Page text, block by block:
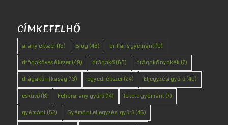
CÍMKEFELHŐ
arany ékszer(15) Blog (46) briliáns gyémánt (9)
drágaköves ékszer(49) drágakő(60) drágakő nyakék(7)
drágakő ritkaság (13) egyedi ékszer(24) Eljegyzési gyűrű(40)
esküvő(8) Fehérarany gyűrű(14) fekete gyémánt (7)
gyémánt (52) Gyémánt eljegyzési gyűrű(45)